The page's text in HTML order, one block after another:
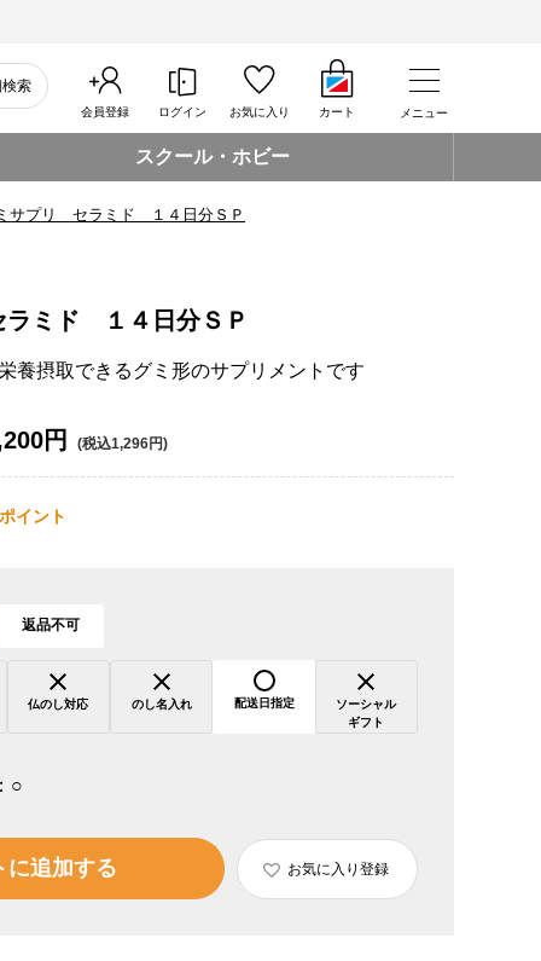
索
会員登録 ログイン お気に入り カート メニュー
スクール・ホビー
サプリ セラミド １４日分ＳＰ
ミド １４日分ＳＰ
養摂取できるグミ形のサプリメントです
円 (税込1,296円)
ポイント
返品不可
仏のし対応 のし名入れ 配送日指定
ソーシャル
ギフト
○
に追加する お気に入り登録